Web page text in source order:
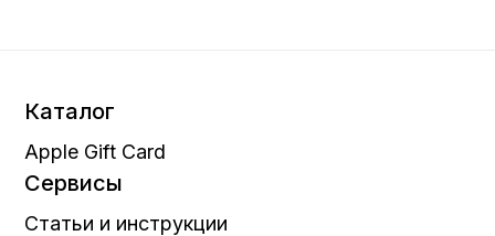
Каталог
Apple Gift Card
Сервисы
Статьи и инструкции